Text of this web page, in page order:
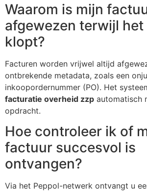
Waarom is mijn
afgewezen terwijl
klopt?
Facturen worden vrijwel altijd
ontbrekende metadata, zoals een
inkoopordernummer (PO). Het
facturatie overheid zzp automatisch
opdracht.
Hoe controleer ik of
factuur succesvol is
ontvangen?
Via het Peppol-netwerk ontvangt u